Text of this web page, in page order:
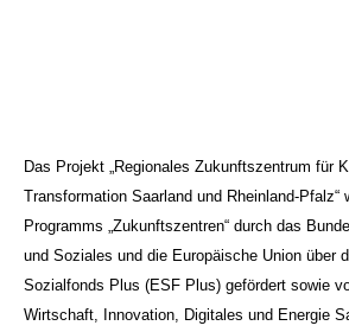
Das Projekt „Regionales Zukunftszentrum für
Transformation Saarland und Rheinland-Pfalz“
Programms „Zukunftszentren“ durch das
und Soziales und die Europäische Union über
Sozialfonds Plus (ESF Plus) gefördert sowie
Wirtschaft, Innovation, Digitales und Energie